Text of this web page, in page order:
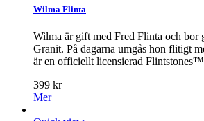
Wilma Flinta
Wilma är gift med Fred Flinta och bor
Granit. På dagarna umgås hon flitigt
är en officiellt licensierad
399 kr
Mer